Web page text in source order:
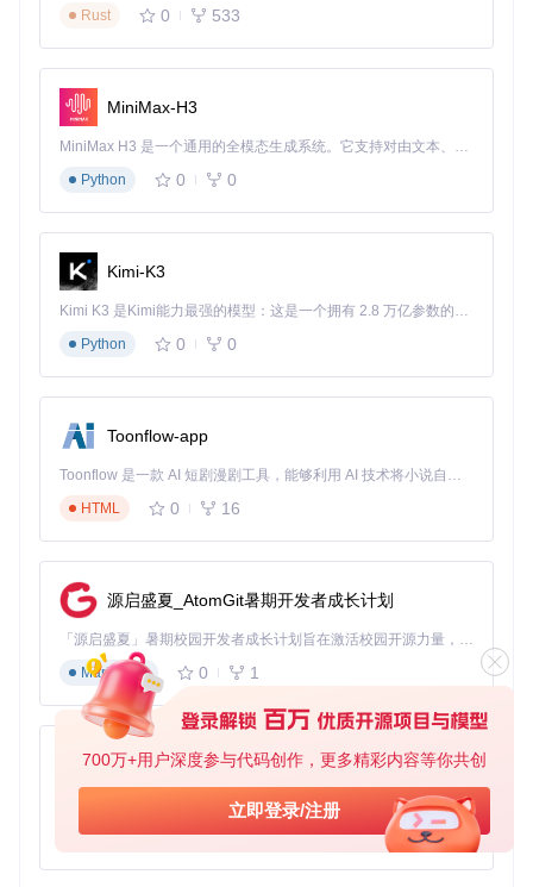
700万+用户深度参与代码创作，更多精彩内容等你共创
立即登录/注册
安装简单，只需一行Composer命令：
详细使用指南包括如何自定义映射规则、进行类型转换等，请
参阅项目的文档部分。
Object Hydrator (and Serializer)是一种高效且灵活
的解决方案，旨在提升处理PHP对象与数据之间转换的效率和
便利性。无论是构建领域模型还是处理事件流，它都能成为你
的得力助手。如果你希望避免重复的类型转换代码，同时又不
Rust
0 533
MiniMax-H3
MiniMax H3 是一个通用的全模态生成系统。它支持对由文本、图像、视频和音频组成的多模态上下文进行统一理解，并能生成分辨率高达 2K、时长可达 15 秒的带原生立体声音频的视频。得益于面向任务泛化的系统设计，H3 在预训练阶段就已具备广泛的多模态上下文理解与生成能力，能够出色地执行复杂的多模态指令。
Python
0 0
Kimi-K3
Kimi K3 是Kimi能力最强的模型：这是一个拥有 2.8 万亿参数的混合专家（MoE）模型，具备原生视觉理解能力，并支持 100 万 token 的上下文窗口。
Python
0 0
Toonflow-app
Toonflow 是一款 AI 短剧漫剧工具，能够利用 AI 技术将小说自动转化为剧本，并结合 AI 生成的图片和视频，实现高效的短剧创作。借助 Toonflow，可以轻松完成从文字到影像的全流程，让短剧制作变得更加智能与便捷。
HTML
0 16
源启盛夏_AtomGit暑期开发者成长计划
「源启盛夏」暑期校园开发者成长计划旨在激活校园开源力量，通过积分激励、认证扶持、资源倾斜等形式，引导高校组织和开发者完成「入驻 — 建项目 — 做贡献 — 获认证 — 得资源」的完整闭环。无论你是想带领社团入驻平台的组织者，还是希望用代码贡献证明自己的开发者，都能在这里找到属于你的成长路径。
Markdown
0 1
AionUi
免费、本地、开源的 24/7 全天候 Cowork 应用，以及适用于 Gemini CLI、Claude Code、Codex、OpenCode、Qwen Code、Goose CLI、Auggie 等的 OpenClaw | 🌟 喜欢就点star吧
TypeScript
0 6